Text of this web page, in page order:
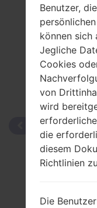
Benutzer,
können sich
Jegliche
Cookies
von
wird
die
diesem
Richtlinien
Die